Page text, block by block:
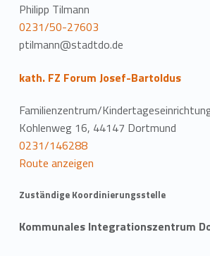
Philipp Tilmann
0231/50-27603
ptilmann@stadtdo.de
kath. FZ Forum Josef-Bartoldus
Familienzentrum/
Kohlenweg 16, 44147 Dortmund
0231/146288
Route anzeigen
Zuständige Koordinierungsstelle
Kommunales Integrationszentrum